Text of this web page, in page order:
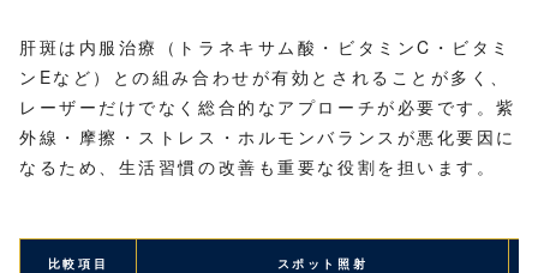
肝斑は内服治療（トラネキサム酸・ビタミンC・ビタミ
ンEなど）との組み合わせが有効とされることが多く、
レーザーだけでなく総合的なアプローチが必要です。紫
外線・摩擦・ストレス・ホルモンバランスが悪化要因に
なるため、生活習慣の改善も重要な役割を担います。
比較項目 スポット照射